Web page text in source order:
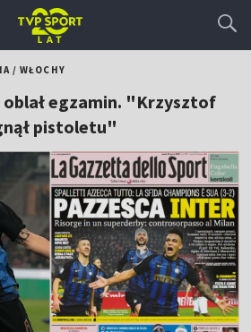
/WŁOCHY
egzamin. "Krzysztof
pistoletu"